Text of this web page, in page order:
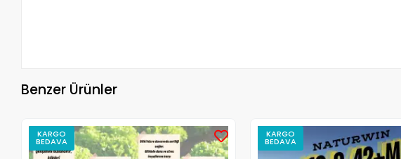
Benzer Ürünler
KARGO
BEDAVA
KARGO
BEDAVA